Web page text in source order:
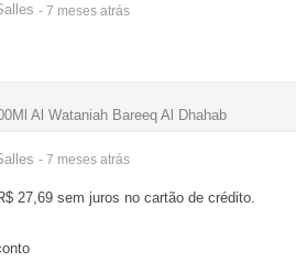
- 7 meses atrás
Al Wataniah Bareeq Al Dhahab
- 7 meses atrás
27,69 sem juros no cartão de crédito.